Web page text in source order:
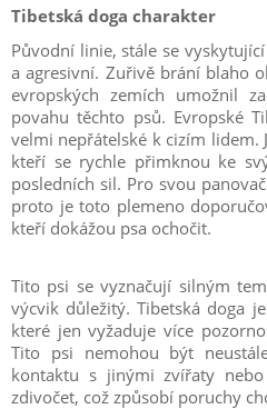
Tibetská doga charakter
Původní linie, stále se
a agresivní. Zuřivě brání blaho
evropských zemích umožnil
povahu těchto psů. Evropské
velmi nepřátelské k cizím lidem.
kteří se rychle přimknou ke
posledních sil. Pro svou
proto je toto plemeno
kteří dokážou psa ochočit.
Tito psi se vyznačují silným
výcvik důležitý. Tibetská doga
které jen vyžaduje více
Tito psi nemohou být
kontaktu s jinými zvířaty
zdivočet, což způsobí poruchy